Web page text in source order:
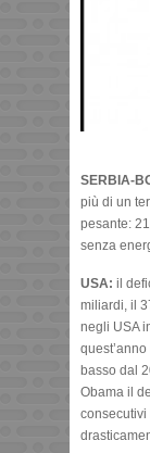
SERBIA-
più di un
pesante:
senza
USA: il
miliardi, il
negli USA
basso dal
Obama il